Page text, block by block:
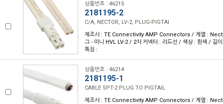
상품번호 : 46215
2181195-2
C/A, NECTOR, LV-2, PLUG-PIGTAI
제조사 : TE Connectivity AMP Connectors / 계열 :
그 - 미니 HVL LV-2 / 2차 커넥터 : 리드선 / 색상 : 흰색 /
특징 :
상품번호 : 46214
2181195-1
CABLE SPT-2 PLUG TO PIGTAIL
제조사 : TE Connectivity AMP Connectors / 계열 :